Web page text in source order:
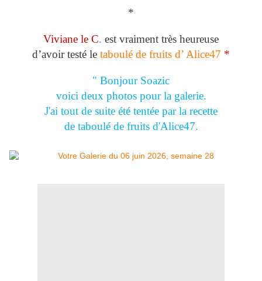
*
Viviane le C. est vraiment très heureuse
d’avoir testé le taboulé de fruits d’ Alice47 *
" Bonjour Soazic
voici deux photos pour la galerie.
J'ai tout de suite été tentée par la recette
de taboulé de fruits d'Alice47.